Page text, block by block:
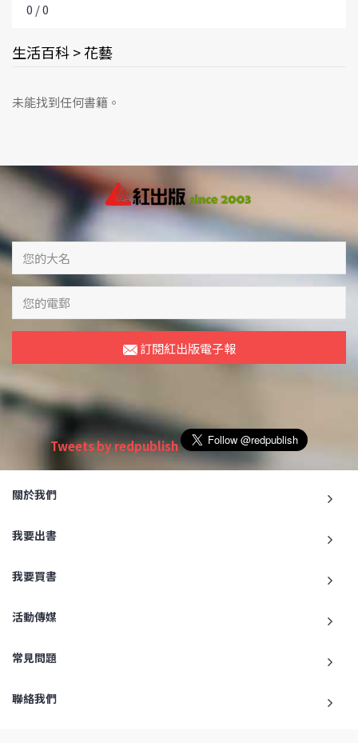
0 / 0
生活百科 > 花藝
未能找到任何書籍。
訂閱紅出版電子報
Tweets by redpublish
關於我們
我要出書
我要買書
活動傳媒
常見問題
聯絡我們